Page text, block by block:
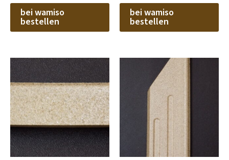
bei wamiso
bestellen
bei wamiso
bestellen